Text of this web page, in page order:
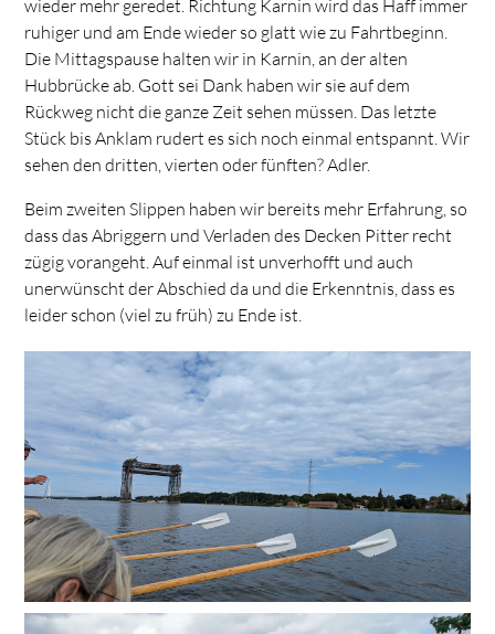
wieder mehr geredet. Richtung Karnin wird das Haff immer
ruhiger und am Ende wieder so glatt wie zu Fahrtbeginn.
Die Mittagspause halten wir in Karnin, an der alten
Hubbrücke ab. Gott sei Dank haben wir sie auf dem
Rückweg nicht die ganze Zeit sehen müssen. Das letzte
Stück bis Anklam rudert es sich noch einmal entspannt. Wir
sehen den dritten, vierten oder fünften? Adler.
Beim zweiten Slippen haben wir bereits mehr Erfahrung, so
dass das Abriggern und Verladen des Decken Pitter recht
zügig vorangeht. Auf einmal ist unverhofft und auch
unerwünscht der Abschied da und die Erkenntnis, dass es
leider schon (viel zu früh) zu Ende ist.